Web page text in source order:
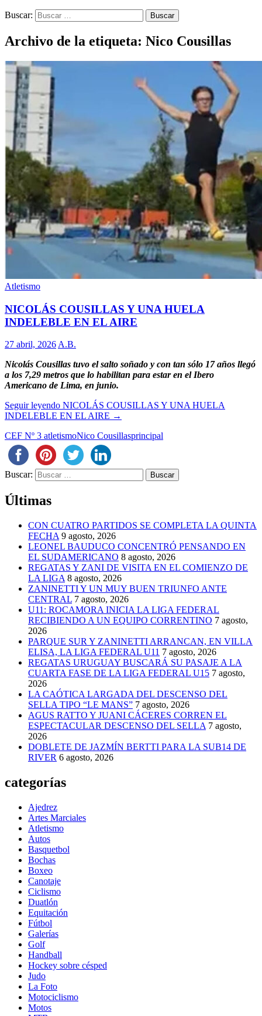
Buscar:
Archivo de la etiqueta: Nico Cousillas
Atletismo
NICOLÁS COUSILLAS Y UNA HUELA
INDELEBLE EN EL AIRE
27 abril, 2026 A.B.
Nicolás Cousillas tuvo el salto soñado y con tan sólo 17 años llegó
a los 7,29 metros que lo habilitan para estar en el Ibero
Americano de Lima, en junio.
Seguir leyendo NICOLÁS COUSILLAS Y UNA HUELA
INDELEBLE EN EL AIRE →
CEF Nº 3 atletismoNico Cousillasprincipal
Buscar:
Últimas
CON CUATRO PARTIDOS SE COMPLETA LA QUINTA
FECHA 9 agosto, 2026
LEONEL BAUDUCO CONCENTRÓ PENSANDO EN
EL SUDAMERICANO 8 agosto, 2026
REGATAS Y ZANI DE VISITA EN EL COMIENZO DE
LA LIGA 8 agosto, 2026
ZANINETTI Y UN MUY BUEN TRIUNFO ANTE
CENTRAL 7 agosto, 2026
U11: ROCAMORA INICIA LA LIGA FEDERAL
RECIBIENDO A UN EQUIPO CORRENTINO 7 agosto,
2026
PARQUE SUR Y ZANINETTI ARRANCAN, EN VILLA
ELISA, LA LIGA FEDERAL U11 7 agosto, 2026
REGATAS URUGUAY BUSCARÁ SU PASAJE A LA
CUARTA FASE DE LA LIGA FEDERAL U15 7 agosto,
2026
LA CAÓTICA LARGADA DEL DESCENSO DEL
SELLA TIPO “LE MANS” 7 agosto, 2026
AGUS RATTO Y JUANI CÁCERES CORREN EL
ESPECTACULAR DESCENSO DEL SELLA 7 agosto,
2026
DOBLETE DE JAZMÍN BERTTI PARA LA SUB14 DE
RIVER 6 agosto, 2026
categorías
Ajedrez
Artes Marciales
Atletismo
Autos
Basquetbol
Bochas
Boxeo
Canotaje
Ciclismo
Duatlón
Equitación
Fútbol
Galerías
Golf
Handball
Hockey sobre césped
Judo
La Foto
Motociclismo
Motos